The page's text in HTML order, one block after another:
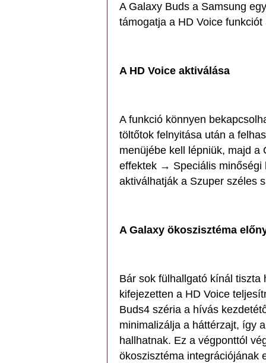
A Galaxy Buds a Samsung
támogatja a HD Voice
A HD Voice aktiválása
A funkció könnyen
töltőtok felnyitása után a
menüjébe kell lépniük, majd
effektek → Speciális minőségi
aktiválhatják a Szuper széles
A Galaxy ökoszisztéma
Bár sok fülhallgató kínál
kifejezetten a HD Voice
Buds4 széria a hívás
minimalizálja a háttérzajt, így
hallhatnak. Ez a végponttól
ökoszisztéma integrációjának